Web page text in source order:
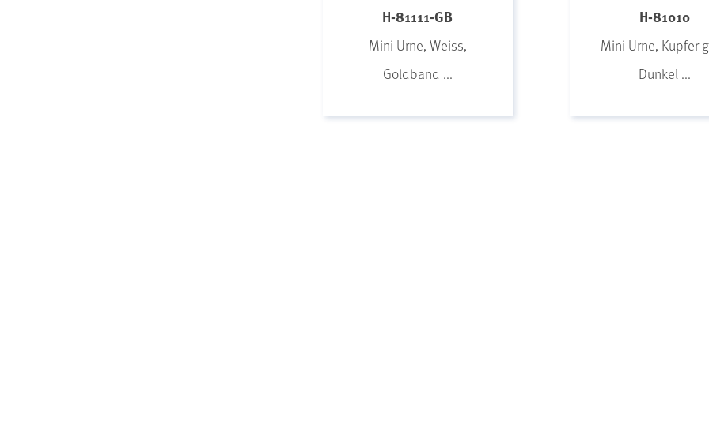
H-81111-GB
Mini Urne, Weiss,
Goldband ...
H-81010
Mini Urne, Kupfer
Dunkel ...